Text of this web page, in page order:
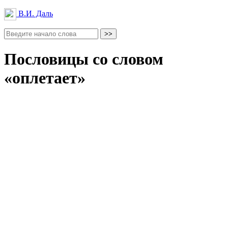
В.И. Даль
Пословицы со словом
«оплетает»